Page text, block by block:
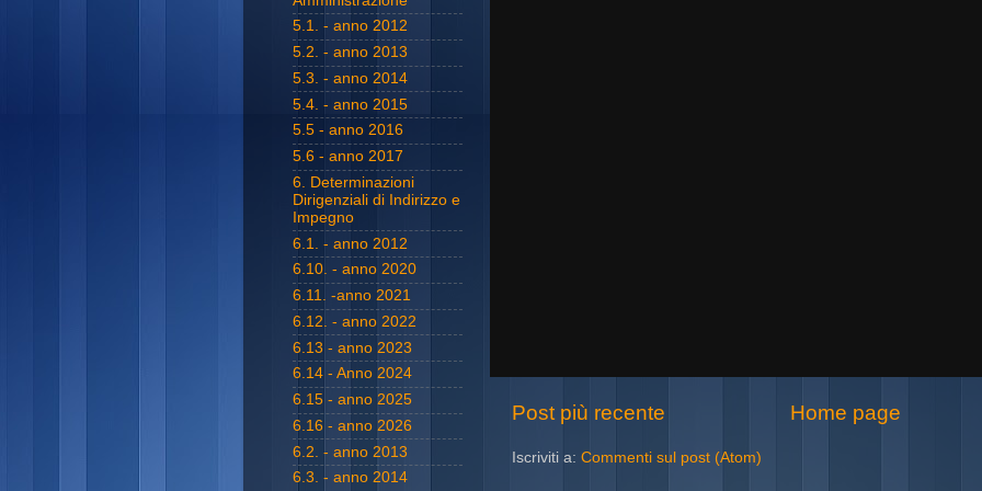
Post più recente Home page
Iscriviti a: Commenti sul post (Atom)
5.1. - anno 2012
5.2. - anno 2013
5.3. - anno 2014
5.4. - anno 2015
5.5 - anno 2016
5.6 - anno 2017
6. Determinazioni
Dirigenziali di Indirizzo e
Impegno
6.1. - anno 2012
6.10. - anno 2020
6.11. -anno 2021
6.12. - anno 2022
6.13 - anno 2023
6.14 - Anno 2024
6.15 - anno 2025
6.16 - anno 2026
6.2. - anno 2013
6.3. - anno 2014